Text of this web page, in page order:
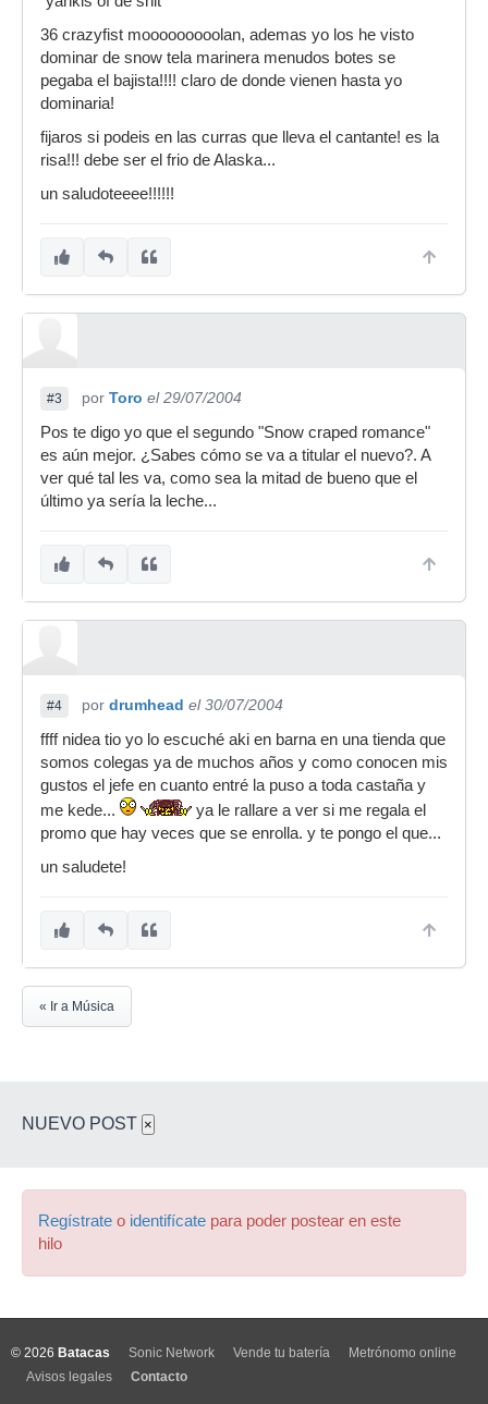
36 crazyfist mooooooooolan, ademas yo los he visto
dominar de snow tela marinera menudos botes se
pegaba el bajista!!!! claro de donde vienen hasta yo
dominaria!
fijaros si podeis en las curras que lleva el cantante! es la
risa!!! debe ser el frio de Alaska...
un saludoteeee!!!!!!
#3 por Toro el 29/07/2004
Pos te digo yo que el segundo "Snow craped romance"
es aún mejor. ¿Sabes cómo se va a titular el nuevo?. A
ver qué tal les va, como sea la mitad de bueno que el
último ya sería la leche...
#4 por drumhead el 30/07/2004
ffff nidea tio yo lo escuché aki en barna en una tienda que
somos colegas ya de muchos años y como conocen mis
gustos el jefe en cuanto entré la puso a toda castaña y
me kede...
ya le rallare a ver si me regala el
promo que hay veces que se enrolla. y te pongo el que...
un saludete!
« Ir a Música
NUEVO POST ×
Regístrate o identifícate para poder postear en este
hilo
© 2026 Batacas Sonic Network Vende tu batería
Metrónomo online
Avisos legales
Contacto